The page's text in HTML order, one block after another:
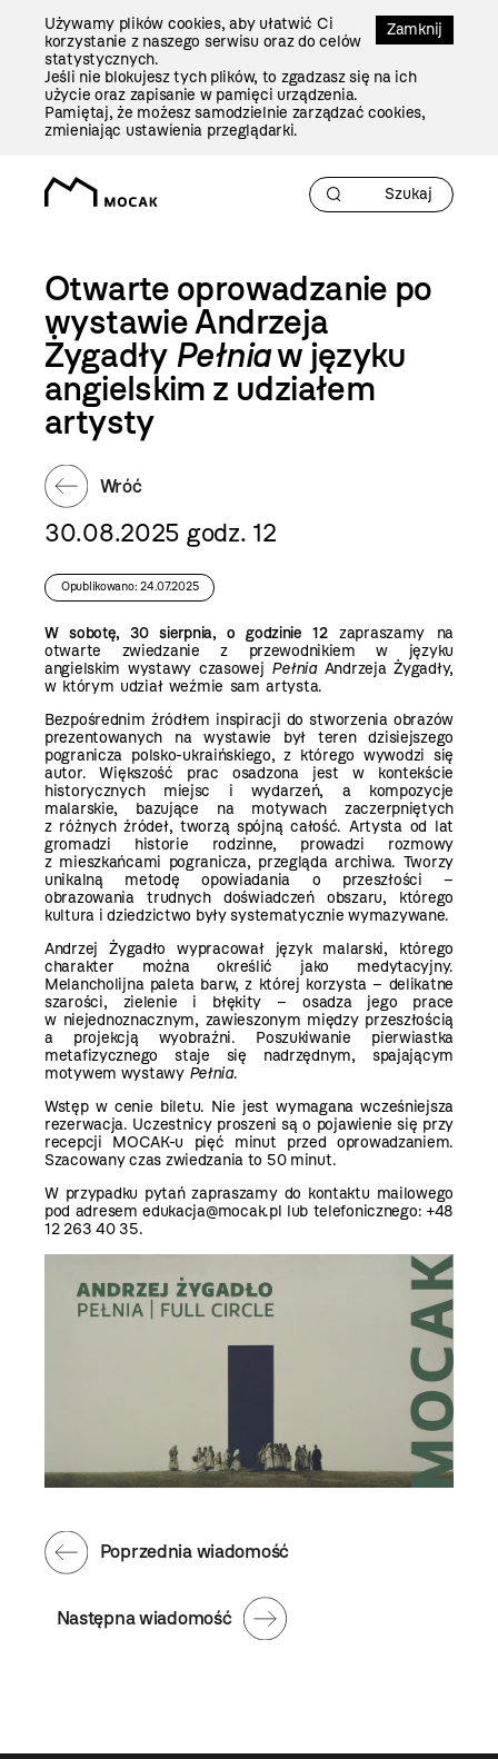
Zamknij
Używamy plików cookies, aby ułatwić Ci
korzystanie z naszego serwisu oraz do celów
statystycznych.
Jeśli nie blokujesz tych plików, to zgadzasz się na ich
użycie oraz zapisanie w pamięci urządzenia.
Pamiętaj, że możesz samodzielnie zarządzać cookies,
zmieniając ustawienia przeglądarki.
Otwarte oprowadzanie po
wystawie Andrzeja
Żygadły Pełniaw języku
angielskim z udziałem
artysty
Wróć
30.08.2025 godz. 12
Opublikowano: 24.07.2025
W sobotę, 30 sierpnia, o godzinie 12zapraszamy na
otwarte zwiedzanie z przewodnikiem w języku
angielskim wystawy czasowej Pełnia Andrzeja Żygadły,
w którym udział weźmie sam artysta.
Bezpośrednim źródłem inspiracji do stworzenia obrazów
prezentowanych na wystawie był teren dzisiejszego
pogranicza polsko-ukraińskiego, z którego wywodzi się
autor. Większość prac osadzona jest w kontekście
historycznych miejsc i wydarzeń, a kompozycje
malarskie, bazujące na motywach zaczerpniętych
z różnych źródeł, tworzą spójną całość. Artysta od lat
gromadzi historie rodzinne, prowadzi rozmowy
z mieszkańcami pogranicza, przegląda archiwa. Tworzy
unikalną metodę opowiadania o przeszłości –
obrazowania trudnych doświadczeń obszaru, którego
kultura i dziedzictwo były systematycznie wymazywane.
Andrzej Żygadło wypracował język malarski, którego
charakter można określić jako medytacyjny.
Melancholijna paleta barw, z której korzysta – delikatne
szarości, zielenie i błękity – osadza jego prace
w niejednoznacznym, zawieszonym między przeszłością
a projekcją wyobraźni. Poszukiwanie pierwiastka
metafizycznego staje się nadrzędnym, spajającym
motywem wystawy Pełnia.
Wstęp w cenie biletu. Nie jest wymagana wcześniejsza
rezerwacja. Uczestnicy proszeni są o pojawienie się przy
recepcji MOCAK-u pięć minut przed oprowadzaniem.
Szacowany czas zwiedzania to 50 minut.
W przypadku pytań zapraszamy do kontaktu mailowego
pod adresem edukacja@mocak.pl lub telefonicznego: +48
12 263 40 35.
Następna wiadomość
Poprzednia wiadomość